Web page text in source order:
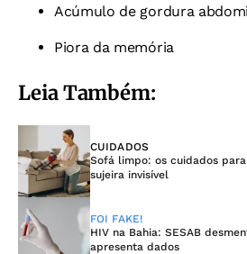
Acúmulo de gordura
Piora da memória
Leia Também:
CUIDADOS
Sofá limpo: os cuidados
sujeira invisível
FOI FAKE!
HIV na Bahia: SESAB
apresenta dados